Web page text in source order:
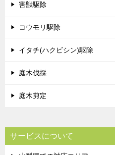
害獣駆除
コウモリ駆除
イタチ(ハクビシン)駆除
庭木伐採
庭木剪定
サービスについて